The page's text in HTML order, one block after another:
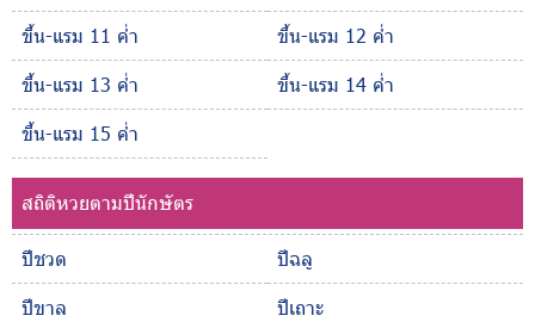
ขึ้น-แรม 11 ค่ำ
ขึ้น-แรม 12 ค่ำ
ขึ้น-แรม 13 ค่ำ
ขึ้น-แรม 14 ค่ำ
ขึ้น-แรม 15 ค่ำ
สถิติหวยตามปีนักษัตร
ปีชวด
ปีฉลู
ปีขาล
ปีเถาะ